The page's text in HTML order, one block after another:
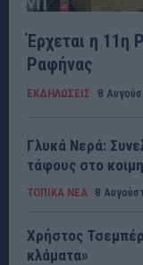
Έρχεται η 11η
Ραφήνας
ΕΚΔΗΛΩΣΕΙΣ 8
Γλυκά Νερά:
τάφους στο
ΤΟΠΙΚΑ ΝΕΑ 8
Χρήστος
κλάματα»